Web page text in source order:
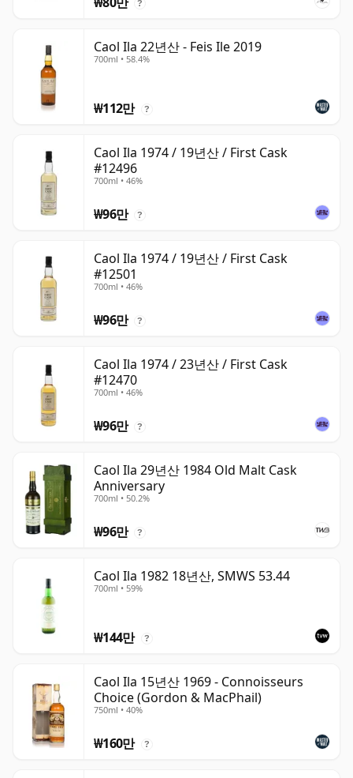
?
Caol Ila 22년산 - Feis Ile 2019
700ml • 58.4%
₩112만 ?
Caol Ila 1974 / 19년산 / First Cask
#12496
700ml • 46%
₩96만 ?
Caol Ila 1974 / 19년산 / First Cask
#12501
700ml • 46%
₩96만 ?
Caol Ila 1974 / 23년산 / First Cask
#12470
700ml • 46%
₩96만 ?
Caol Ila 29년산 1984 Old Malt Cask
Anniversary
700ml • 50.2%
₩96만 ?
Caol Ila 1982 18년산, SMWS 53.44
700ml • 59%
₩144만 ?
Caol Ila 15년산 1969 - Connoisseurs
Choice (Gordon & MacPhail)
750ml • 40%
₩160만 ?